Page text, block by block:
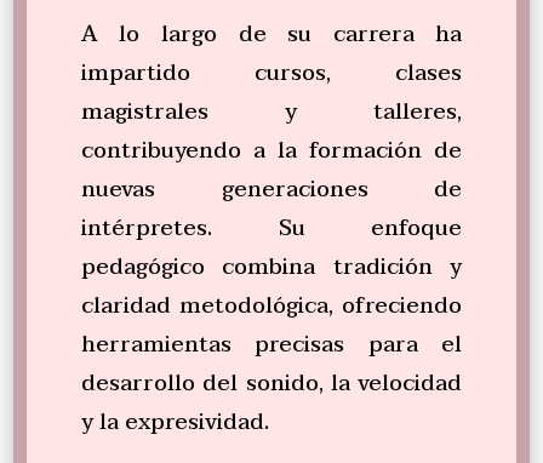
A lo largo de su carrera ha
impartido cursos, clases
magistrales y talleres,
contribuyendo a la formación de
nuevas generaciones de
intérpretes. Su enfoque
pedagógico combina tradición y
claridad metodológica, ofreciendo
herramientas precisas para el
desarrollo del sonido, la velocidad
y la expresividad.